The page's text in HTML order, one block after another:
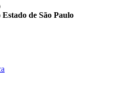
de São Paulo